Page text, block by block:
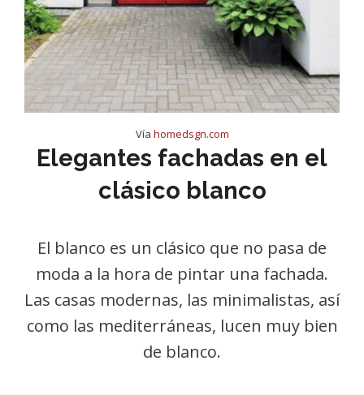
Vía homedsgn.com
Elegantes fachadas en el
clásico blanco
El blanco es un clásico que no pasa de
moda a la hora de pintar una fachada.
Las casas modernas, las minimalistas, así
como las mediterráneas, lucen muy bien
de blanco.